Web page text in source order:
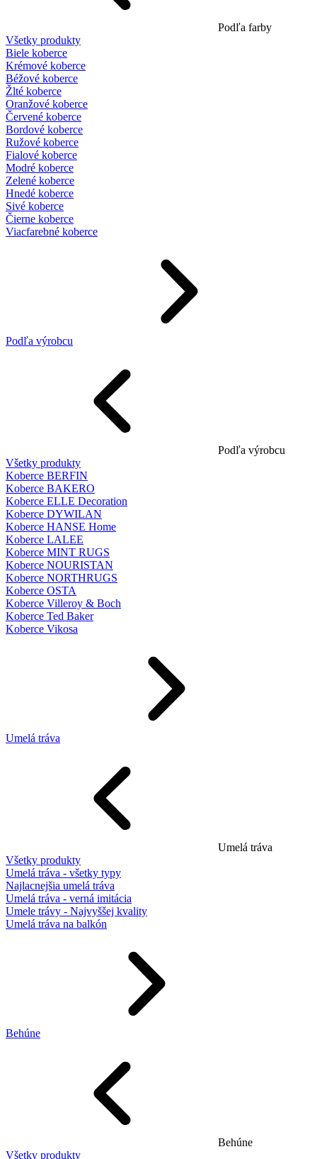
Podľa farby
Všetky produkty
Biele koberce
Krémové koberce
Béžové koberce
Žlté koberce
Oranžové koberce
Červené koberce
Bordové koberce
Ružové koberce
Fialové koberce
Modré koberce
Zelené koberce
Hnedé koberce
Sivé koberce
Čierne koberce
Viacfarebné koberce
Podľa výrobcu
Podľa výrobcu
Všetky produkty
Koberce BERFIN
Koberce BAKERO
Koberce ELLE Decoration
Koberce DYWILAN
Koberce HANSE Home
Koberce LALEE
Koberce MINT RUGS
Koberce NOURISTAN
Koberce NORTHRUGS
Koberce OSTA
Koberce Villeroy & Boch
Koberce Ted Baker
Koberce Vikosa
Umelá tráva
Umelá tráva
Všetky produkty
Umelá tráva - všetky typy
Najlacnejšia umelá tráva
Umelá tráva - verná imitácia
Umele trávy - Najvyššej kvality
Umelá tráva na balkón
Behúne
Behúne
Všetky produkty